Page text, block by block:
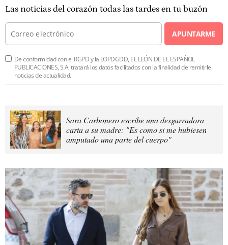
Las noticias del corazón todas las tardes en tu buzón
APUNTARME
De conformidad con el RGPD y la LOPDGDD, EL LEÓN DE EL ESPAÑOL
PUBLICACIONES, S.A. tratará los datos facilitados con la finalidad de remitirle
noticias de actualidad.
Sara Carbonero escribe una desgarradora
carta a su madre: "Es como si me hubiesen
amputado una parte del cuerpo"